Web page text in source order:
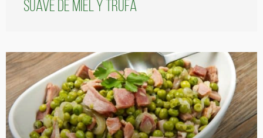
suave de miel y trufa